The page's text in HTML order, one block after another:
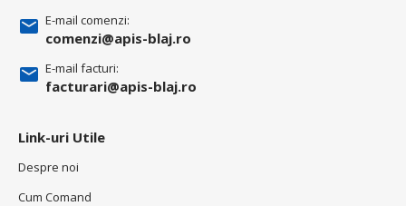
E-mail comenzi:
comenzi@apis-blaj.ro
E-mail facturi:
facturari@apis-blaj.ro
Link-uri Utile
Despre noi
Cum Comand